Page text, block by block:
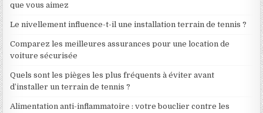
que vous aimez
Le nivellement influence-t-il une installation terrain de tennis ?
Comparez les meilleures assurances pour une location de
voiture sécurisée
Quels sont les pièges les plus fréquents à éviter avant
d’installer un terrain de tennis ?
Alimentation anti-inflammatoire : votre bouclier contre les